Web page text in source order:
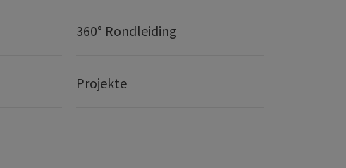
360° Rondleiding
Projekte